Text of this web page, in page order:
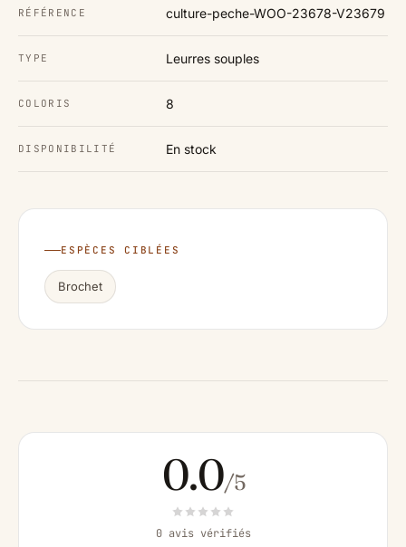
RÉFÉRENCE culture-peche-WOO-23678-V23679
TYPE Leurres souples
COLORIS 8
DISPONIBILITÉ En stock
ESPÈCES CIBLÉES
Brochet
0.0/5
0 avis vérifiés